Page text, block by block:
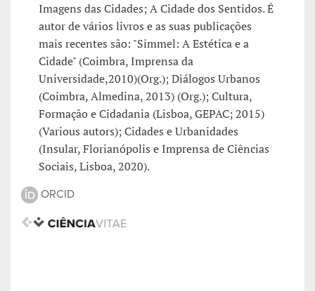
Imagens das Cidades; A Cidade dos Sentidos. É
autor de vários livros e as suas publicações
mais recentes são: "Simmel: A Estética e a
Cidade" (Coimbra, Imprensa da
Universidade,2010)(Org.); Diálogos Urbanos
(Coimbra, Almedina, 2013) (Org.); Cultura,
Formação e Cidadania (Lisboa, GEPAC; 2015)
(Various autors); Cidades e Urbanidades
(Insular, Florianópolis e Imprensa de Ciências
Sociais, Lisboa, 2020).
ORCID